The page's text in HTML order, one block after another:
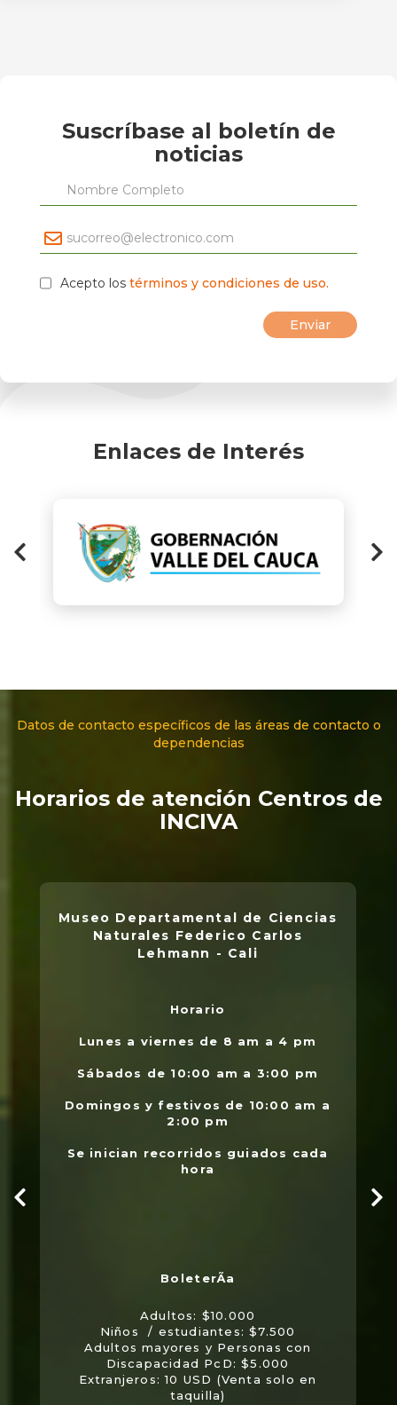
Suscríbase al boletín de
noticias
Acepto los términos y condiciones de uso.
Enlaces de Interés
Datos de contacto específicos de las áreas de contacto o
dependencias
Horarios de atención Centros de
INCIVA
Museo Departamental de Ciencias
Naturales Federico Carlos
Lehmann - Cali
Horario
Lunes a viernes de 8 am a 4 pm
Sábados de 10:00 am a 3:00 pm
Domingos y festivos de 10:00 am a
2:00 pm
Se inician recorridos guiados cada
hora
Adultos: $10.000
Niños / estudiantes: $7.500
Adultos mayores y Personas con
Discapacidad PcD: $5.000
Extranjeros: 10 USD (Venta solo en
taquilla)